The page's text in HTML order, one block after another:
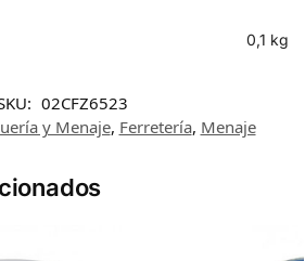
0,1 kg
02CFZ6523
y Menaje, Ferretería, Menaje